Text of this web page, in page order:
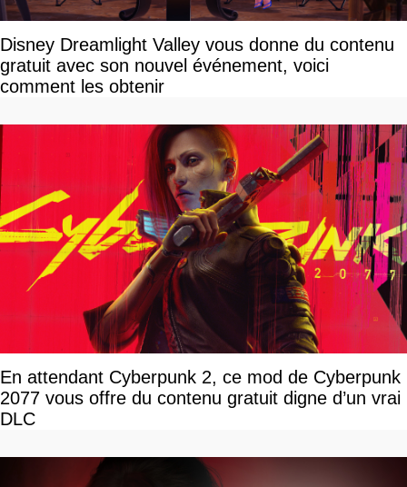
Disney Dreamlight Valley vous donne du contenu
gratuit avec son nouvel événement, voici
comment les obtenir
En attendant Cyberpunk 2, ce mod de Cyberpunk
2077 vous offre du contenu gratuit digne d’un vrai
DLC